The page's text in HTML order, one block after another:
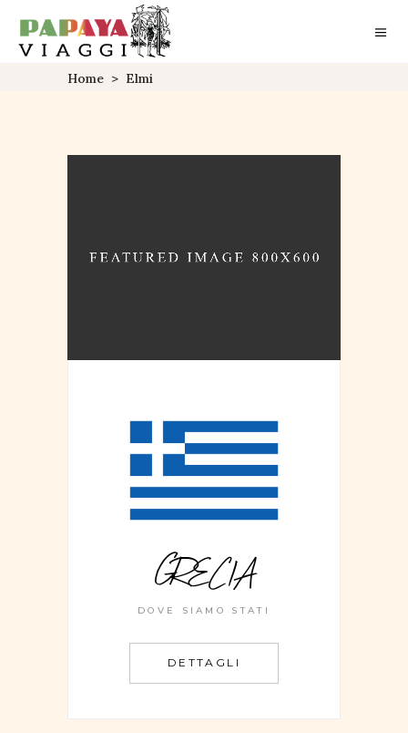
Home > Elmi
GRECIA
DOVE SIAMO STATI
DETTAGLI